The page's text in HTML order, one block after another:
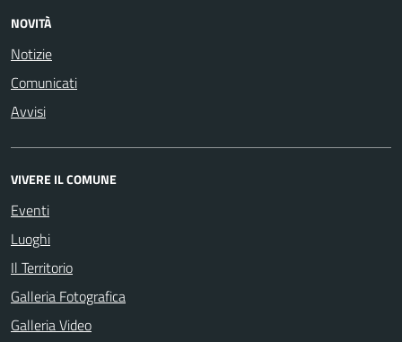
NOVITÀ
Notizie
Comunicati
Avvisi
VIVERE IL COMUNE
Eventi
Luoghi
Il Territorio
Galleria Fotografica
Galleria Video